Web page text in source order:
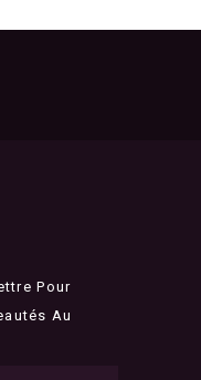
Pour
Au